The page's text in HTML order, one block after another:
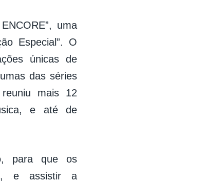
uma
Especial”. O
únicas de
das séries
mais 12
e até de
para que os
e assistir a